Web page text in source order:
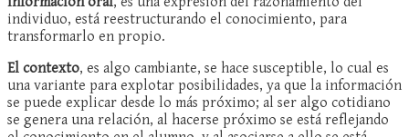
individuo, está reestructurando el conocimiento, para
transformarlo en propio.
El contexto, es algo cambiante, se hace susceptible, lo cual es
una variante para explotar posibilidades, ya que la información
se puede explicar desde lo más próximo; al ser algo cotidiano
se genera una relación, al hacerse próximo se está reflejando